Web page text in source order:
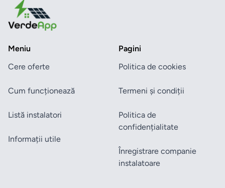
Meniu
Cere oferte
Cum funcționează
Listă instalatori
Informații utile
Pagini
Politica de cookies
Termeni și condiții
Politica de
confidențialitate
Înregistrare companie
instalatoare